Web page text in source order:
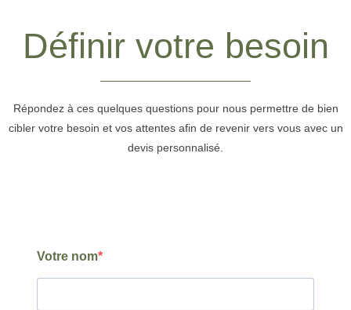
Définir votre besoin
Répondez à ces quelques questions pour nous permettre de bien
cibler votre besoin et vos attentes afin de revenir vers vous avec un
devis personnalisé.
Votre nom